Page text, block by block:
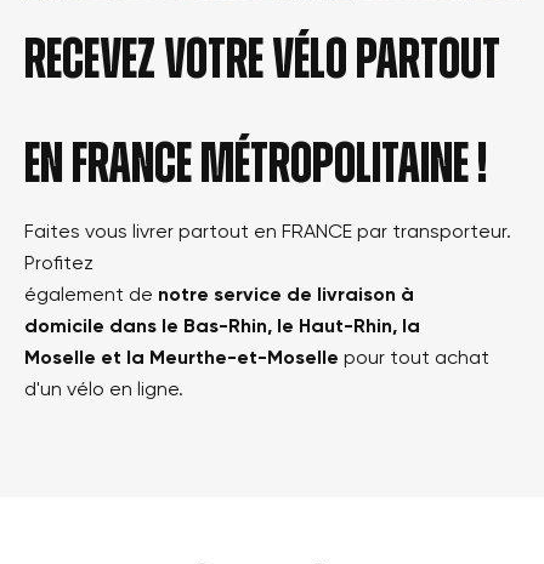
Recevez votre vélo partout
en france métropolitaine !
Faites vous livrer partout en FRANCE par transporteur.
Profitez
également de notre service de livraison à
domicile dans le Bas-Rhin, le Haut-Rhin, la
Moselle et la Meurthe-et-Moselle pour tout achat
d'un vélo en ligne.